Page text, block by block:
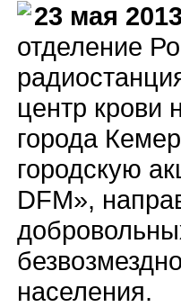
23 мая
отделение
центр крови
города
городскую
DFM»,
населения.